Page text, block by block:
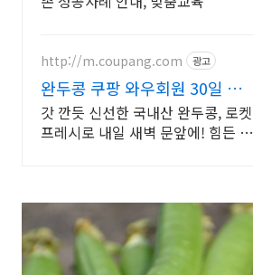
http://m.coupang.com 광고
완두콩 쿠팡 와우회원 30일 반
품
갓 깐듯 신선한 국내산 완두콩, 로켓
프레시로 내일 새벽 문앞에! 힘든 완